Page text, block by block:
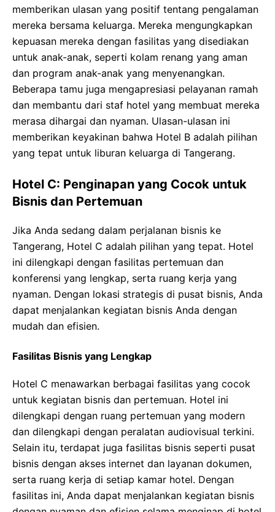
memberikan ulasan yang positif tentang pengalaman
mereka bersama keluarga. Mereka mengungkapkan
kepuasan mereka dengan fasilitas yang disediakan
untuk anak-anak, seperti kolam renang yang aman
dan program anak-anak yang menyenangkan.
Beberapa tamu juga mengapresiasi pelayanan ramah
dan membantu dari staf hotel yang membuat mereka
merasa dihargai dan nyaman. Ulasan-ulasan ini
memberikan keyakinan bahwa Hotel B adalah pilihan
yang tepat untuk liburan keluarga di Tangerang.
Hotel C: Penginapan yang Cocok untuk
Bisnis dan Pertemuan
Jika Anda sedang dalam perjalanan bisnis ke
Tangerang, Hotel C adalah pilihan yang tepat. Hotel
ini dilengkapi dengan fasilitas pertemuan dan
konferensi yang lengkap, serta ruang kerja yang
nyaman. Dengan lokasi strategis di pusat bisnis, Anda
dapat menjalankan kegiatan bisnis Anda dengan
mudah dan efisien.
Fasilitas Bisnis yang Lengkap
Hotel C menawarkan berbagai fasilitas yang cocok
untuk kegiatan bisnis dan pertemuan. Hotel ini
dilengkapi dengan ruang pertemuan yang modern
dan dilengkapi dengan peralatan audiovisual terkini.
Selain itu, terdapat juga fasilitas bisnis seperti pusat
bisnis dengan akses internet dan layanan dokumen,
serta ruang kerja di setiap kamar hotel. Dengan
fasilitas ini, Anda dapat menjalankan kegiatan bisnis